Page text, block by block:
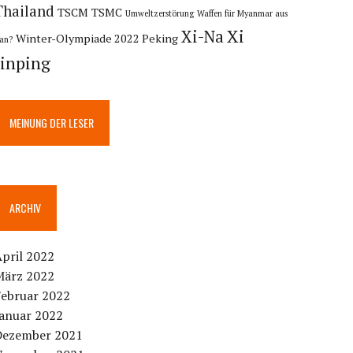
TSCM TSMC Umweltzerstörung Waffen für Myanmar aus
Winter-Olympiade 2022 Peking Xi-NaXi
MEINUNG DER LESER
ARCHIV
2022
2022
2022
2022
2021